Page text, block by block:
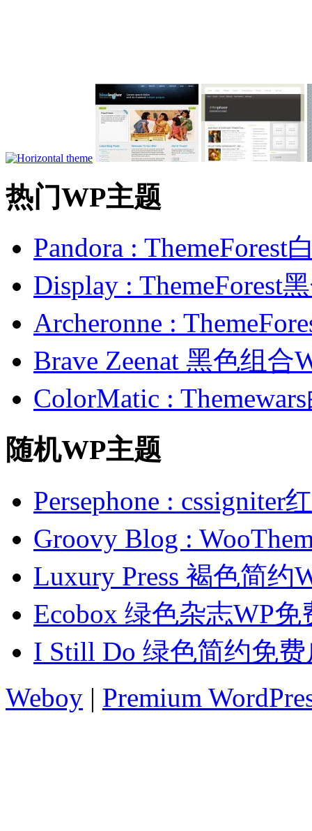
热门WP主题
Pandora : ThemeForest
Display : ThemeForest
Archeronne :
Brave Zeenat 黑色组合
ColorMatic :
随机WP主题
Persephone : cssigniter
Groovy Blog :
Luxury Press 褐色简约
Ecobox 绿色杂志WP免
I Still Do 绿色简约免
Weboy | Premium